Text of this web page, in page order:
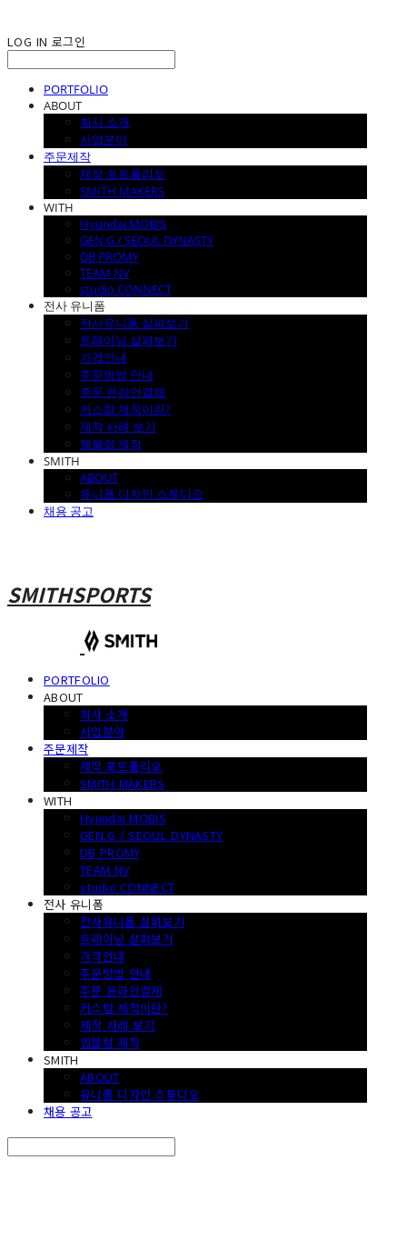
LOG IN 로그인
PORTFOLIO
ABOUT
회사 소개
사업분야
주문제작
제작 포트폴리오
SMITH MAKERS
WITH
Hyundai MOBIS
GEN.G / SEOUL DYNASTY
DB PROMY
TEAM NV
studio CONNECT
전사 유니폼
전사유니폼 살펴보기
트레이닝 살펴보기
가격안내
주문방법 안내
주문 온라인결제
커스텀 제작이란?
제작 사례 보기
엠블럼 제작
SMITH
ABOUT
유니폼 디자인 스튜디오
채용 공고
SMITHSPORTS
PORTFOLIO
ABOUT
회사 소개
사업분야
주문제작
제작 포트폴리오
SMITH MAKERS
WITH
Hyundai MOBIS
GEN.G / SEOUL DYNASTY
DB PROMY
TEAM NV
studio CONNECT
전사 유니폼
전사유니폼 살펴보기
트레이닝 살펴보기
가격안내
주문방법 안내
주문 온라인결제
커스텀 제작이란?
제작 사례 보기
엠블럼 제작
SMITH
ABOUT
유니폼 디자인 스튜디오
채용 공고